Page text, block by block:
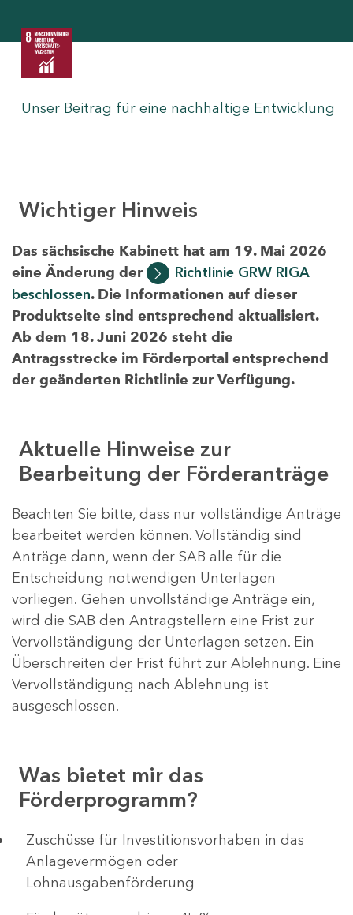
Unser Beitrag für eine nachhaltige Entwicklung
Wichtiger Hinweis
Das sächsische Kabinett hat am 19. Mai 2026
eine Änderung der
Richtlinie GRW RIGA
beschlossen. Die Informationen auf dieser
Produktseite sind entsprechend aktualisiert.
Ab dem 18. Juni 2026 steht die
Antragsstrecke im Förderportal entsprechend
der geänderten Richtlinie zur Verfügung.
Aktuelle Hinweise zur
Bearbeitung der Förderanträge
Beachten Sie bitte, dass nur vollständige Anträge
bearbeitet werden können. Vollständig sind
Anträge dann, wenn der SAB alle für die
Entscheidung notwendigen Unterlagen
vorliegen. Gehen unvollständige Anträge ein,
wird die SAB den Antragstellern eine Frist zur
Vervollständigung der Unterlagen setzen. Ein
Überschreiten der Frist führt zur Ablehnung. Eine
Vervollständigung nach Ablehnung ist
ausgeschlossen.
Was bietet mir das
Förderprogramm?
​​​​​​Zuschüsse für Investitionsvorhaben in das
Anlagevermögen oder
Lohnausgabenförderung